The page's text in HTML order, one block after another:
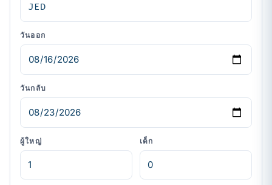
วันออก
วันกลับ
ผู้ใหญ่ เด็ก